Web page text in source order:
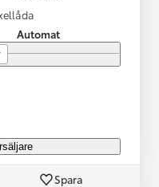
Automat
Spara